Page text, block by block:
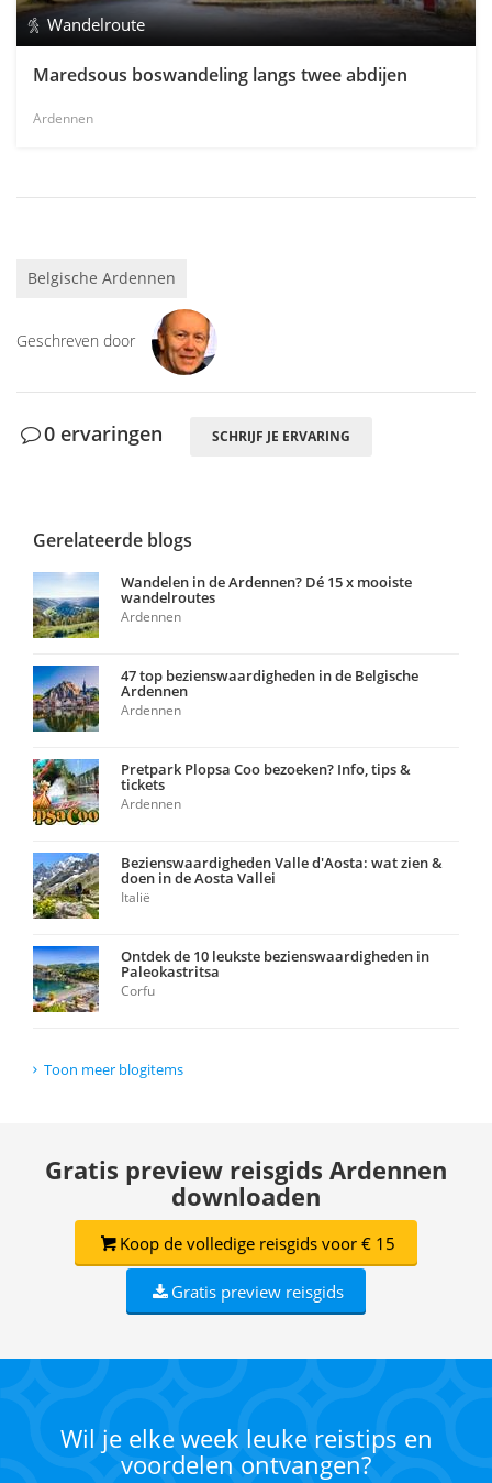
Wandelroute
Maredsous boswandeling langs twee abdijen
Ardennen
Belgische Ardennen
Geschreven door
0 ervaringen SCHRIJF JE ERVARING
Gerelateerde blogs
Wandelen in de Ardennen? Dé 15 x mooiste
wandelroutes
Ardennen
47 top bezienswaardigheden in de Belgische
Ardennen
Ardennen
Pretpark Plopsa Coo bezoeken? Info, tips &
tickets
Ardennen
Bezienswaardigheden Valle d'Aosta: wat zien &
doen in de Aosta Vallei
Italië
Ontdek de 10 leukste bezienswaardigheden in
Paleokastritsa
Corfu
Toon meer blogitems
Gratis preview reisgids Ardennen
downloaden
Koop de volledige reisgids voor € 15
Gratis preview reisgids
Wil je elke week leuke reistips en
voordelen ontvangen?